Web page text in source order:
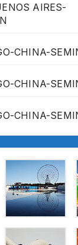
AIRES-
CHINA-
CHINA-
CHINA-